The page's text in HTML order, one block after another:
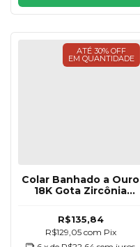
ATÉ 30% OFF
EM QUANTIDADE
Colar Banhado a Ouro
18K Gota Zircônia
R$135,84
R$129,05 com Pix